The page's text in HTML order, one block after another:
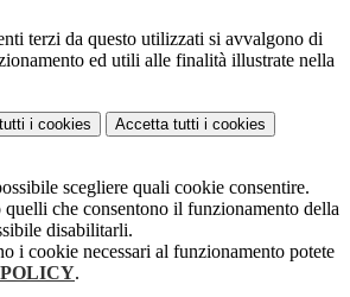
terzi da questo utilizzati si avvalgono di
ed utili alle finalità illustrate nella
i cookies Accetta tutti i cookies
scegliere quali cookie consentire.
quelli che consentono il funzionamento della
disabilitarli.
i cookie necessari al funzionamento potete
.